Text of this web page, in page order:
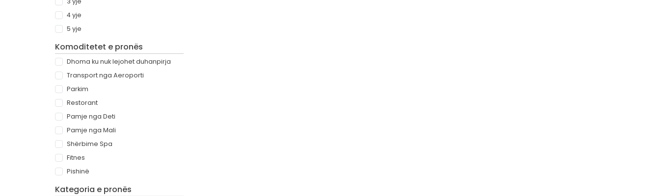
4 yje
5 yje
Komoditetet e pronës
Dhoma ku nuk lejohet duhanpirja
Transport nga Aeroporti
Parkim
Restorant
Pamje nga Deti
Pamje nga Mali
Shërbime Spa
Fitnes
Pishinë
Kategoria e pronës